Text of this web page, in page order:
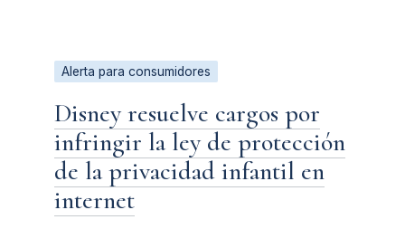
Alerta para consumidores
Disney resuelve cargos por
infringir la ley de protección
de la privacidad infantil en
internet